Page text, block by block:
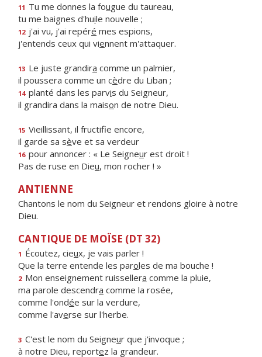
11 Tu me donnes la fougue du taureau,
tu me baignes d'huile nouvelle ;
12 j'ai vu, j'ai repéré mes espions,
j'entends ceux qui viennent m'attaquer.
13 Le juste grandira comme un palmier,
il poussera comme un cèdre du Liban ;
14 planté dans les parvis du Seigneur,
il grandira dans la maison de notre Dieu.
15 Vieillissant, il fructife encore,
il garde sa sève et sa verdeur
16 pour annoncer : « Le Seigneur est droit !
Pas de ruse en Dieu, mon rocher ! »
ANTIENNE
Chantons le nom du Seigneur et rendons gloire à notre
Dieu.
CANTIQUE DE MOÏSE (DT 32)
1 Écoutez, cieux, je vais parler !
Que la terre entende les paroles de ma bouche !
2 Mon enseignement ruissellera comme la pluie,
ma parole descendra comme la rosée,
comme l'ondée sur la verdure,
comme l'averse sur l'herbe.
3 C'est le nom du Seigneur que j'invoque ;
à notre Dieu, reportez la grandeur.